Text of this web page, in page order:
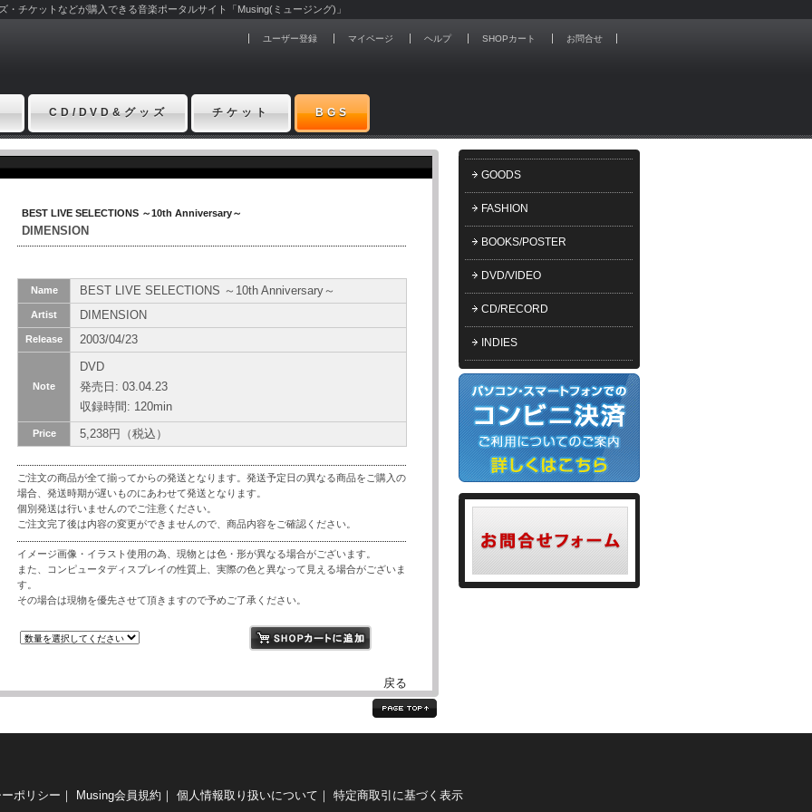
チケットなどが購入できる音楽ポータルサイト「Musing(ミュージング)」
ユーザー登録 マイページ ヘルプ SHOPカート お問合せ
CD/DVD&グッズ チケット BGS
GOODS
FASHION
BOOKS/POSTER
DVD/VIDEO
CD/RECORD
INDIES
BEST LIVE SELECTIONS ～10th Anniversary～
DIMENSION
Name BEST LIVE SELECTIONS ～10th Anniversary～
Artist DIMENSION
Release 2003/04/23
Note
DVD
発売日: 03.04.23
収録時間: 120min
Price 5,238円（税込）
ご注文の商品が全て揃ってからの発送となります。発送予定日の異なる商品をご購入の
場合、発送時期が遅いものにあわせて発送となります。
個別発送は行いませんのでご注意ください。
ご注文完了後は内容の変更ができませんので、商品内容をご確認ください。
イメージ画像・イラスト使用の為、現物とは色・形が異なる場合がございます。
また、コンピュータディスプレイの性質上、実際の色と異なって見える場合がございま
す。
その場合は現物を優先させて頂きますので予めご了承ください。
戻る
ポリシー ｜ Musing会員規約 ｜ 個人情報取り扱いについて ｜ 特定商取引に基づく表示